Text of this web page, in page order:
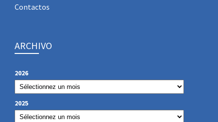
Contactos
ARCHIVO
2026
2025